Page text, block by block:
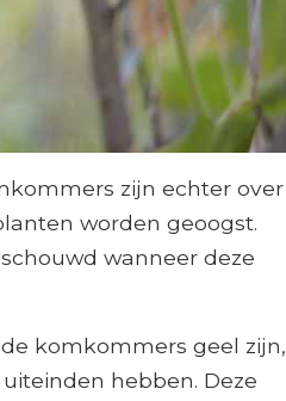
zijn echter over
worden geoogst.
wanneer deze
komkommers geel zijn,
hebben. Deze